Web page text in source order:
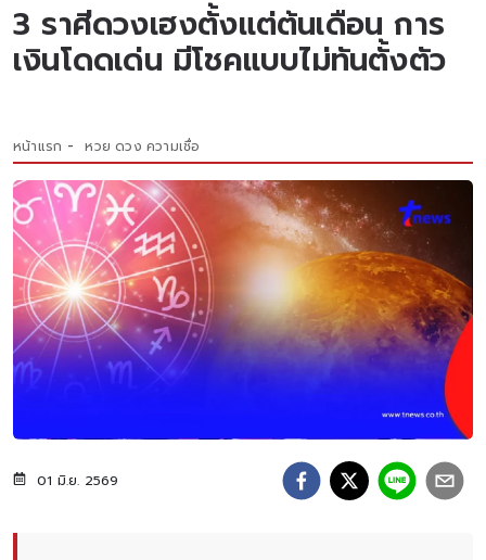
3 ราศีดวงเฮงตั้งแต่ต้นเดือน การ
เงินโดดเด่น มีโชคแบบไม่ทันตั้งตัว
หน้าแรก หวย ดวง ความเชื่อ
01 มิ.ย. 2569